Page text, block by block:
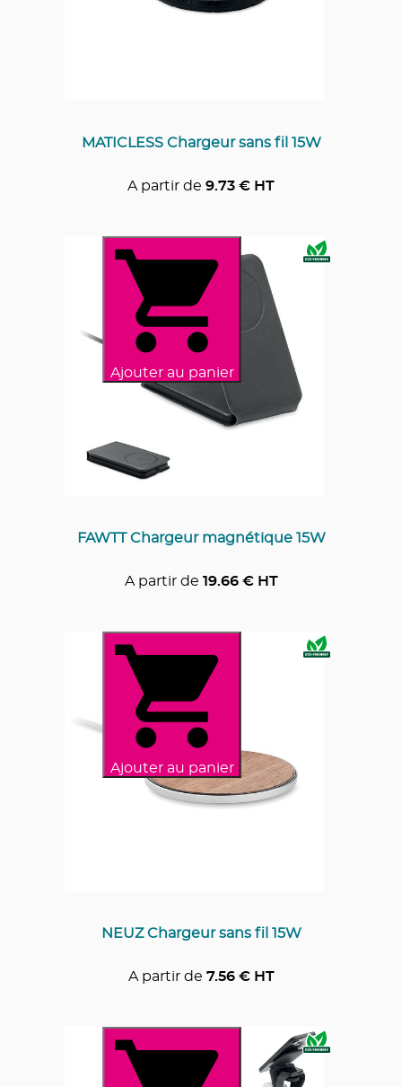
MATICLESS Chargeur sans fil 15W
A partir de 9.73 € HT
Ajouter au panier
FAWTT Chargeur magnétique 15W
A partir de 19.66€ HT
Ajouter au panier
NEUZ Chargeur sans fil 15W
A partir de 7.56€ HT